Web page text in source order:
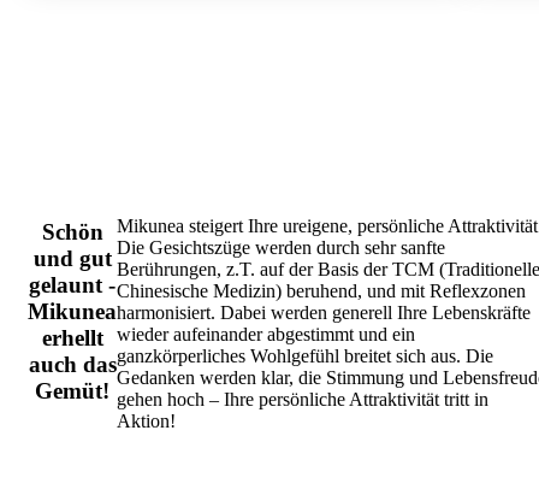
Schön
und gut
gelaunt -
Mikunea
erhellt
auch das
Gemüt!
Mikunea steigert Ihre ureigene, persönliche
Die Gesichtszüge werden durch sehr sanfte
Berührungen, z.T. auf der Basis der TCM (Traditionelle
Chinesische Medizin) beruhend, und mit Reflexzonen
harmonisiert. Dabei werden generell Ihre Lebenskräfte
wieder aufeinander abgestimmt und ein
ganzkörperliches Wohlgefühl breitet sich aus. Die
Gedanken werden klar, die Stimmung und
gehen hoch – Ihre persönliche Attraktivität tritt in
Aktion!